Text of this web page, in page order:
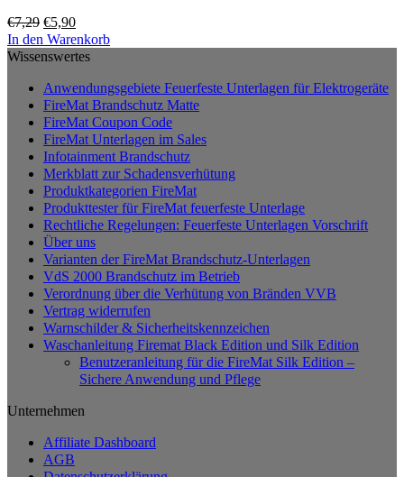
€7,29 Ursprünglicher
Preis
war:
€5,90Aktueller
Preis
ist:
In den Warenkorb
Wissenswertes
Anwendungsgebiete Feuerfeste Unterlagen für Elektrogeräte
FireMat Brandschutz Matte
FireMat Coupon Code
FireMat Unterlagen im Sales
Infotainment Brandschutz
Merkblatt zur Schadensverhütung
Produktkategorien FireMat
Produkttester für FireMat feuerfeste Unterlage
Rechtliche Regelungen: Feuerfeste Unterlagen Vorschrift
Über uns
Varianten der FireMat Brandschutz-Unterlagen
VdS 2000 Brandschutz im Betrieb
Verordnung über die Verhütung von Bränden VVB
Vertrag widerrufen
Warnschilder & Sicherheitskennzeichen
Waschanleitung Firemat Black Edition und Silk Edition
Benutzeranleitung für die FireMat Silk Edition –
Sichere Anwendung und Pflege
Unternehmen
Affiliate Dashboard
AGB